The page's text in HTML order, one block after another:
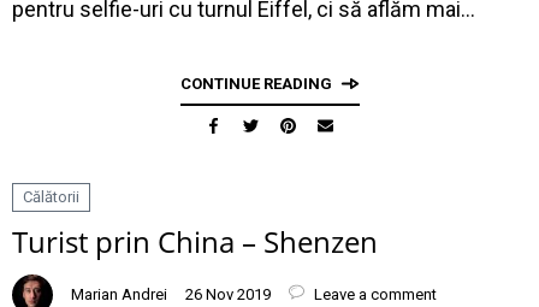
pentru selfie-uri cu turnul Eiffel, ci să aflăm mai…
CONTINUE READING
Călătorii
Turist prin China – Shenzen
Marian Andrei 26 Nov 2019 Leave a comment